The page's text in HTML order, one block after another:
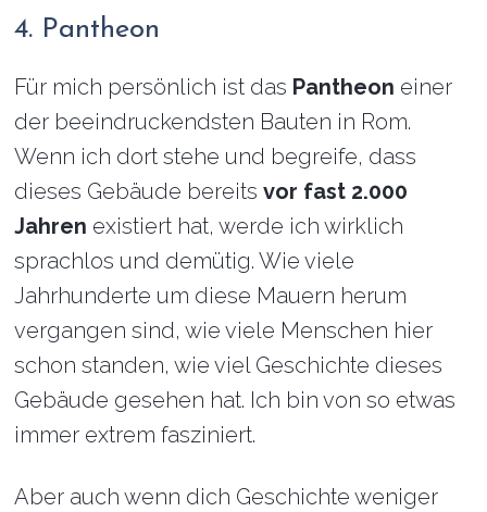
4. Pantheon
Für mich persönlich ist das Pantheon einer
der beeindruckendsten Bauten in Rom.
Wenn ich dort stehe und begreife, dass
dieses Gebäude bereitsvor fast 2.000
Jahren existiert hat, werde ich wirklich
sprachlos und demütig. Wie viele
Jahrhunderte um diese Mauern herum
vergangen sind, wie viele Menschen hier
schon standen, wie viel Geschichte dieses
Gebäude gesehen hat. Ich bin von so etwas
immer extrem fasziniert.
Aber auch wenn dich Geschichte weniger